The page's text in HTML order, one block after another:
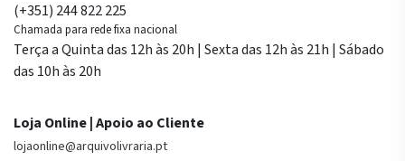
(+351) 244 822 225
Chamada para rede fixa nacional
Terça a Quinta das 12h às 20h | Sexta das 12h às 21h | Sábado
das 10h às 20h
Loja Online | Apoio ao Cliente
lojaonline@arquivolivraria.pt